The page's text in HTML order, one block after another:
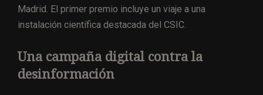
Madrid. El primer premio incluye un viaje a una
instalación científica destacada del CSIC.
Una campaña digital contra la
desinformación